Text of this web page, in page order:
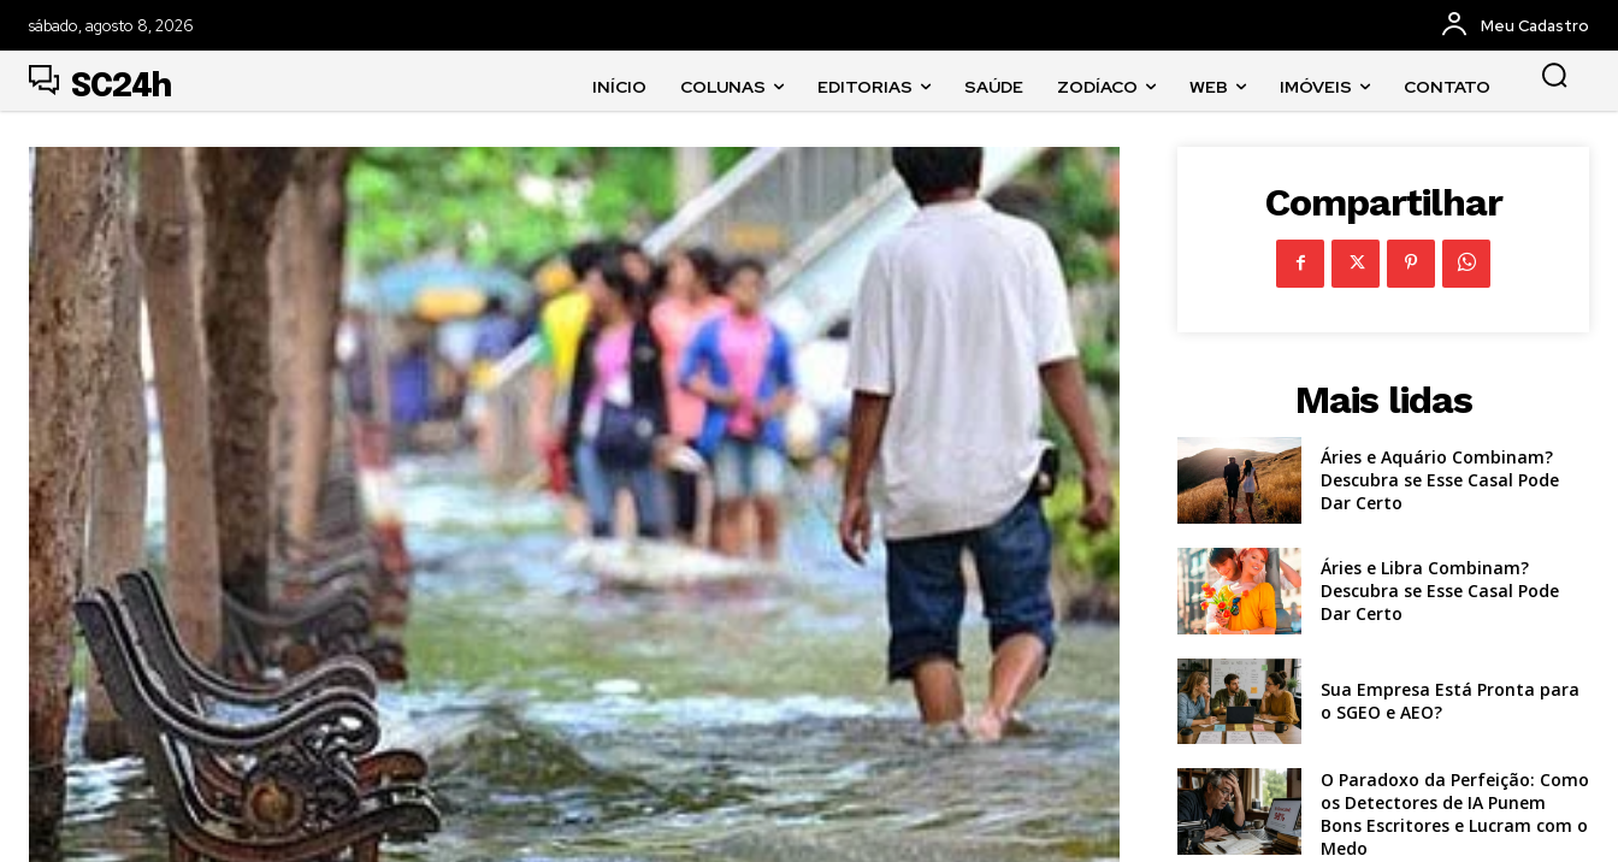
sábado, agosto 8, 2026 Meu Cadastro
SC24h INÍCIO COLUNAS EDITORIAS SAÚDE ZODÍACO WEB IMÓVEIS CONTATO
Compartilhar
Mais lidas
Áries e Aquário Combinam?
Descubra se Esse Casal Pode
Dar Certo
Áries e Libra Combinam?
Descubra se Esse Casal Pode
Dar Certo
Sua Empresa Está Pronta para
o SGEO e AEO?
O Paradoxo da Perfeição: Como
os Detectores de IA Punem
Bons Escritores e Lucram com o
Medo